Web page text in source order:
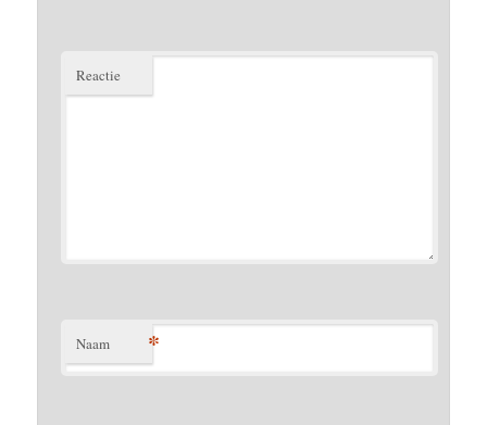
Reactie
Naam *